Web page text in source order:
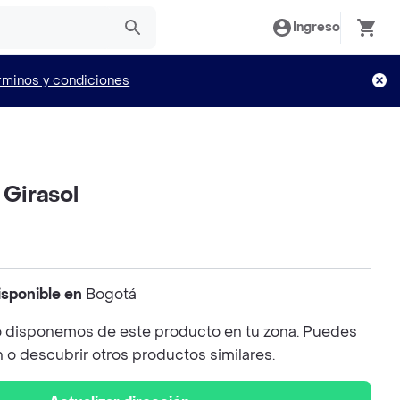
Ingreso
y condiciones
en Bogotá
disponemos de este producto en tu zona. Puedes
o descubrir otros productos similares.